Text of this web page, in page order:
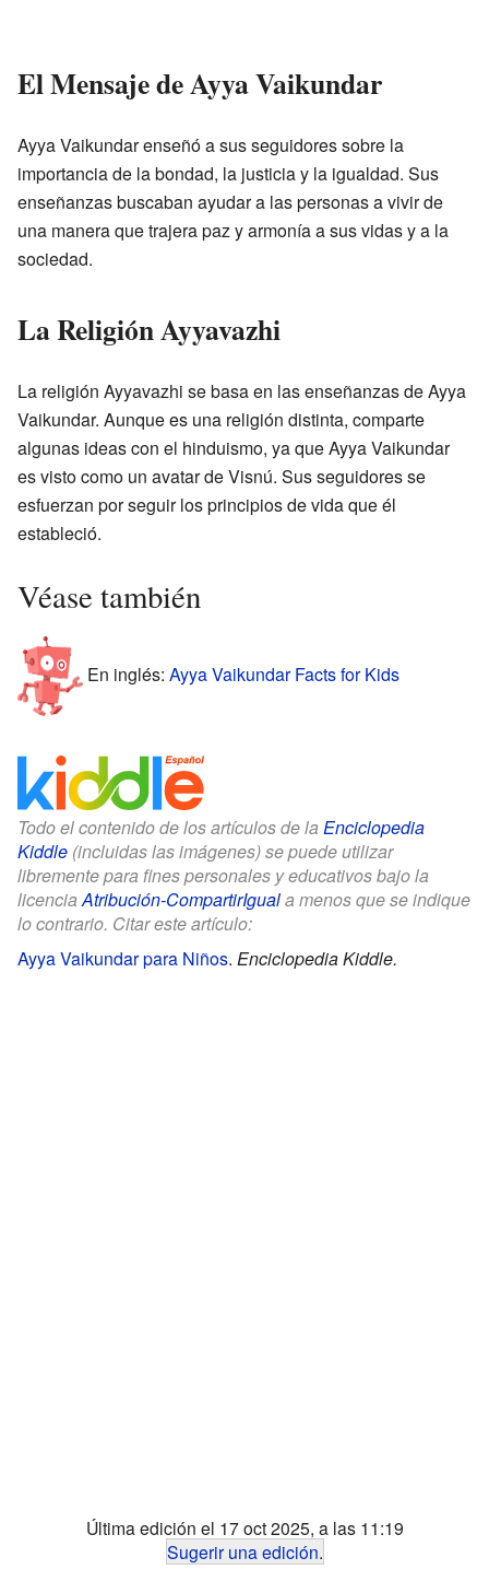
El Mensaje de Ayya Vaikundar
Ayya Vaikundar enseñó a sus seguidores sobre la
importancia de la bondad, la justicia y la igualdad. Sus
enseñanzas buscaban ayudar a las personas a vivir de
una manera que trajera paz y armonía a sus vidas y a la
sociedad.
La Religión Ayyavazhi
La religión Ayyavazhi se basa en las enseñanzas de Ayya
Vaikundar. Aunque es una religión distinta, comparte
algunas ideas con el hinduismo, ya que Ayya Vaikundar
es visto como un avatar de Visnú. Sus seguidores se
esfuerzan por seguir los principios de vida que él
estableció.
Véase también
En inglés: Ayya Vaikundar Facts for Kids
Todo el contenido de los artículos de la Enciclopedia
Kiddle (incluidas las imágenes) se puede utilizar
libremente para fines personales y educativos bajo la
licenciaAtribución-CompartirIguala menos que se indique
lo contrario. Citar este artículo:
Ayya Vaikundar para Niños. Enciclopedia Kiddle.
Última edición el 17 oct 2025, a las 11:19
Sugerir una edición.